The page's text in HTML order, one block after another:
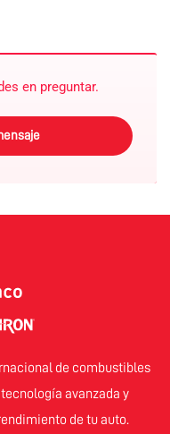
en preguntar.
de combustibles
avanzada y
de tu auto.